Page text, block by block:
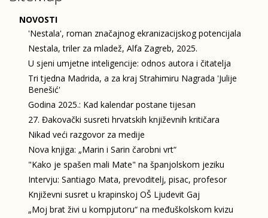
NOVOSTI
'Nestala', roman značajnog ekranizacijskog potencijala
Nestala, triler za mladež, Alfa Zagreb, 2025.
U sjeni umjetne inteligencije: odnos autora i čitatelja
Tri tjedna Madrida, a za kraj Strahimiru Nagrada 'Julije
Benešić'
Godina 2025.: Kad kalendar postane tijesan
27. Đakovački susreti hrvatskih književnih kritičara
Nikad veći razgovor za medije
Nova knjiga: „Marin i Sarin čarobni vrt“
"Kako je spašen mali Mate" na španjolskom jeziku
Intervju: Santiago Mata, prevoditelj, pisac, profesor
Književni susret u krapinskoj OŠ Ljudevit Gaj
„Moj brat živi u kompjutoru“ na međuškolskom kvizu